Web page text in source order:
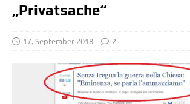
„Privatsache“
17. September 2018 2